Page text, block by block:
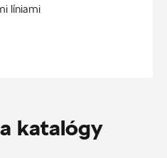
líniami
katalógy